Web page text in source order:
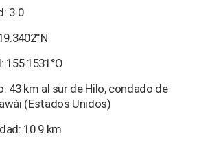
3.0
155.1531°O
43 km al sur de Hilo, condado de
(Estados Unidos)
10.9 km